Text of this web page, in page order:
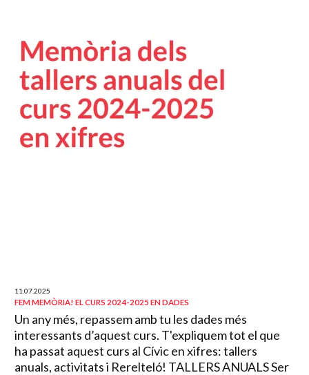
11.07.2025
FEM MEMÒRIA! EL CURS 2024-2025 EN DADES
Un any més, repassem amb tu les dades més
interessants d’aquest curs. T'expliquem tot el que
ha passat aquest curs al Cívic en xifres: tallers
anuals, activitats i Rerelteló! TALLERS ANUALS Ser